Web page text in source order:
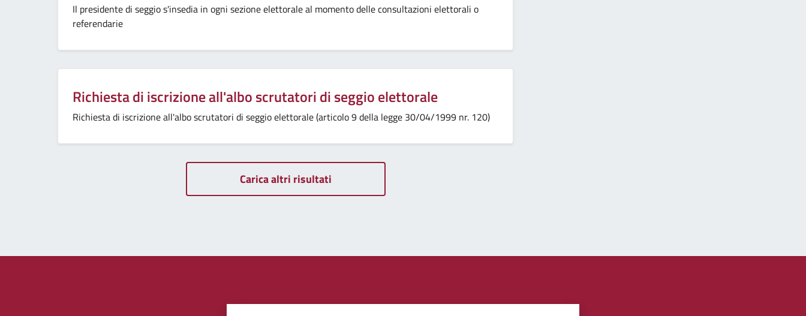
Il presidente di seggio s'insedia in ogni sezione elettorale al momento delle consultazioni elettorali o
referendarie
Richiesta di iscrizione all'albo scrutatori di seggio elettorale
Richiesta di iscrizione all'albo scrutatori di seggio elettorale (articolo 9 della legge 30/04/1999 nr. 120)
Carica altri risultati